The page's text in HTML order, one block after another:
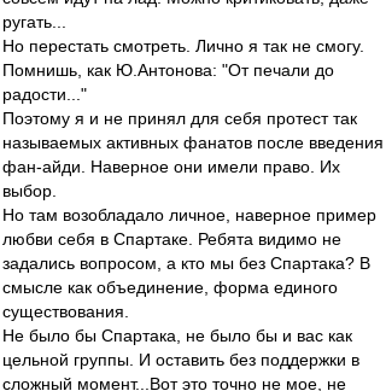
ругать...
Но перестать смотреть. Лично я так не смогу.
Помнишь, как Ю.Антонова: "От печали до
радости..."
Поэтому я и не принял для себя протест так
называемых активных фанатов после введения
фан-айди. Наверное они имели право. Их
выбор.
Но там возобладало личное, наверное пример
любви себя в Спартаке. Ребята видимо не
задались вопросом, а кто мы без Спартака? В
смысле как объединение, форма единого
существования.
Не было бы Спартака, не было бы и вас как
цельной группы. И оставить без поддержки в
сложный момент...Вот это точно не мое, не